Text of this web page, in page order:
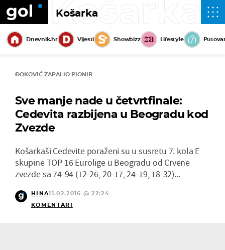
Košarka
Košarka
Dnevnik.hr Vijesti Showbizz Lifestyle
ĐOKOVIĆ ZAPALIO PIONIR
Sve manje nade u četvrtfinale:
Cedevita razbijena u Beogradu kod
Zvezde
Košarkaši Cedevite poraženi su u susretu 7. kola E
skupine TOP 16 Eurolige u Beogradu od Crvene
zvezde sa 74-94 (12-26, 20-17, 24-19, 18-32)...
HINA11.02.2016 @ 22:24
KOMENTARI